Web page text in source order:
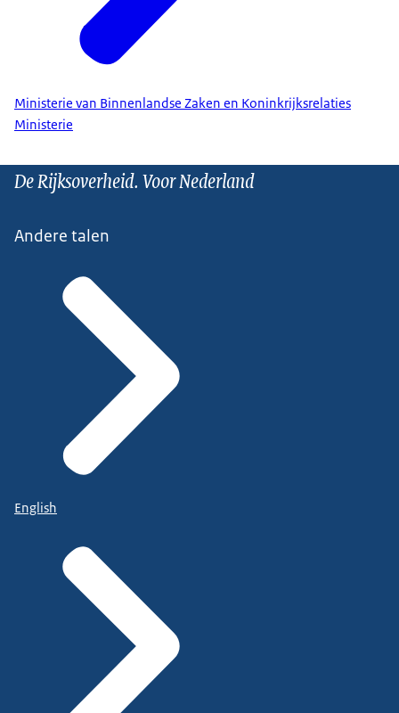
Ministerie van Binnenlandse Zaken en Koninkrijksrelaties
Ministerie
De Rijksoverheid. Voor Nederland
Andere talen
English